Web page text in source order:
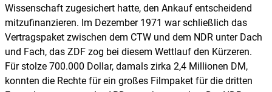
Wissenschaft zugesichert hatte, den Ankauf entscheidend
mitzufinanzieren. Im Dezember 1971 war schließlich das
Vertragspaket zwischen dem CTW und dem NDR unter Dach
und Fach, das ZDF zog bei diesem Wettlauf den Kürzeren.
Für stolze 700.000 Dollar, damals zirka 2,4 Millionen DM,
konnten die Rechte für ein großes Filmpaket für die dritten